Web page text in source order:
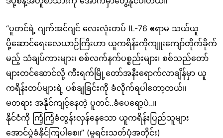
“ပူတင်ရဲ့ ဂျက်အင်ဂျင် လေးလုံးတပ် IL-76 ဧရာမ သယ်ယူ
ပို့ဆောင်ရေးလေယာဉ်ကြီးဟာ ယူကရိန်းကိုကျူးကျော်တိုက်ခိုက်
မည့် သံချပ်ကားများ၊ စစ်လက်နက်ပစ္စည်းများ၊ စစ်သည်တော်
များတင်ဆောင်လို့ ကီးရက်မြို့တော်အနီးရောက်လာချိန်မှာ ယူ
ကရိန်းတပ်များရဲ့ ပစ်ချခြင်းကို ခံလိုက်ရပါတော့တယ်။
မတရား အနိုင်ကျင့်နေတဲ့ ပူတင်..ခံပေရော့ပဲ..။
နိုင်ငံကို ကြံ့ကြံ့ခံတွန်းလှန်နေသော ယူကရိန်းပြည်သူများ
အောင်ပွဲခံနိုင်ကြပါစေ။” (မူရင်းသတ်ပုံအတိုင်း)